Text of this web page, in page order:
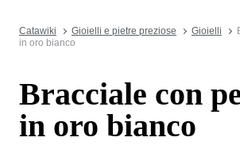
Catawiki Gioielli e pietre preziose Gioielli
in oro bianco
Bracciale con
in oro bianco